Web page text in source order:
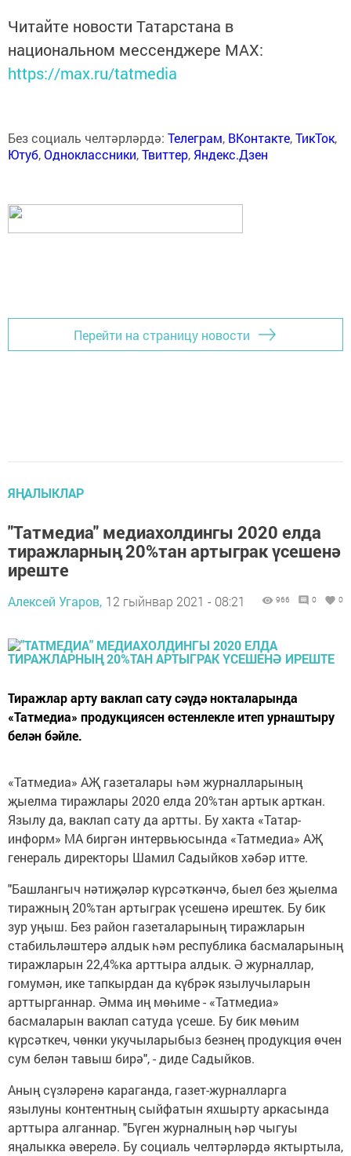
Читайте новости Татарстана в
национальном мессенджере MАХ:
https://max.ru/tatmedia
Без социаль челтәрләрдә: Телеграм, ВКонтакте,ТикТок,
Ютуб,Одноклассники,Твиттер, Яндекс.Дзен
Перейти на страницу новости
ЯҢАЛЫКЛАР
"Татмедиа" медиахолдингы 2020 елда
тиражларның 20%тан артыграк үсешенә
иреште
Алексей Угаров, 12 гыйнвар 2021 - 08:21 966 0 0
Тиражлар арту ваклап сату сәүдә нокталарында
«Татмедиа» продукциясен өстенлекле итеп урнаштыру
белән бәйле.
«Татмедиа» АҖ газеталары һәм журналларының
җыелма тиражлары 2020 елда 20%тан артык арткан.
Язылу да, ваклап сату да артты. Бу хакта «Татар-
информ» МА биргән интервьюсында «Татмедиа» АҖ
генераль директоры Шамил Садыйков хәбәр итте.
"Башлангыч нәтиҗәләр күрсәткәнчә, быел без җыелма
тиражның 20%тан артыграк үсешенә ирештек. Бу бик
зур уңыш. Без район газеталарының тиражларын
стабильләштерә алдык һәм республика басмаларының
тиражларын 22,4%ка арттыра алдык. Ә журналлар,
гомумән, ике тапкырдан да күбрәк язылучыларын
арттырганнар. Әмма иң мөһиме - «Татмедиа»
басмаларын ваклап сатуда үсеше. Бу бик мөһим
күрсәткеч, чөнки укучыларыбыз безнең продукция өчен
сум белән тавыш бирә", - диде Садыйков.
Аның сүзләренә караганда, газет-журналларга
язылуны контентның сыйфатын яхшырту аркасында
арттыра алганнар. "Бүген журналның һәр чыгуы
яңалыкка әверелә. Бу социаль челтәрләрдә яктыртыла,